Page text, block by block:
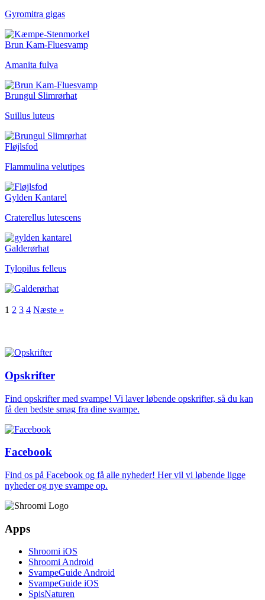
Gyromitra gigas
Brun Kam-Fluesvamp
Amanita fulva
Brungul Slimrørhat
Suillus luteus
Fløjlsfod
Flammulina velutipes
Gylden Kantarel
Craterellus lutescens
Galderørhat
Tylopilus felleus
1 2 3 4 Næste »
Opskrifter
Find opskrifter med svampe! Vi laver løbende opskrifter, så du kan
få den bedste smag fra dine svampe.
Facebook
Find os på Facebook og få alle nyheder! Her vil vi løbende ligge
nyheder og nye svampe op.
Apps
Shroomi iOS
Shroomi Android
SvampeGuide Android
SvampeGuide iOS
SpisNaturen